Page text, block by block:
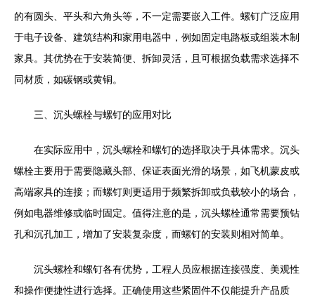
的有圆头、平头和六角头等，不一定需要嵌入工件。螺钉广泛应用
于电子设备、建筑结构和家用电器中，例如固定电路板或组装木制
家具。其优势在于安装简便、拆卸灵活，且可根据负载需求选择不
同材质，如碳钢或黄铜。
三、沉头螺栓与螺钉的应用对比
在实际应用中，沉头螺栓和螺钉的选择取决于具体需求。沉头
螺栓主要用于需要隐藏头部、保证表面光滑的场景，如飞机蒙皮或
高端家具的连接；而螺钉则更适用于频繁拆卸或负载较小的场合，
例如电器维修或临时固定。值得注意的是，沉头螺栓通常需要预钻
孔和沉孔加工，增加了安装复杂度，而螺钉的安装则相对简单。
沉头螺栓和螺钉各有优势，工程人员应根据连接强度、美观性
和操作便捷性进行选择。正确使用这些紧固件不仅能提升产品质